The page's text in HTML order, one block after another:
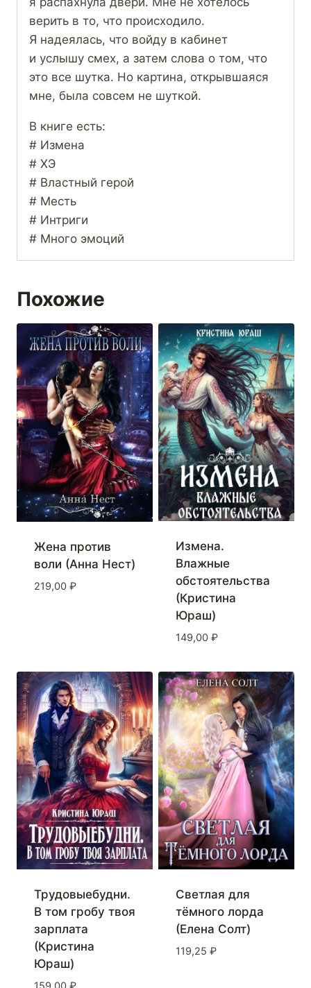
верить в то, что происходило.
Я надеялась, что войду в кабинет
и услышу смех, а затем слова о том, что
это все шутка. Но картина, открывшаяся
мне, была совсем не шуткой.
В книге есть:
# Измена
# ХЭ
# Властный герой
# Месть
# Интриги
# Много эмоций
Похожие
Жена против
воли (Анна Нест)
219,00 ₽
Измена.
Влажные
обстоятельства
(Кристина
Юраш)
149,00 ₽
Трудовыебудни.
В том гробу твоя
зарплата
(Кристина
Юраш)
Светлая для
тёмного лорда
(Елена Солт)
119,25 ₽